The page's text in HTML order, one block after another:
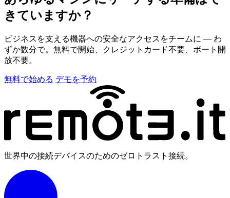
きていますか？
ビジネスを支える機器への安全なアクセスをチームに — わ
ずか数分で。無料で開始、クレジットカード不要、ポート開
放不要。
無料で始める デモを予約
世界中の接続デバイスのためのゼロトラスト接続。